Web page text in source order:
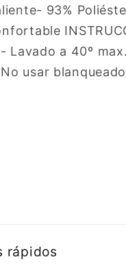
93%
- Lavado a 40º
usar
rápidos